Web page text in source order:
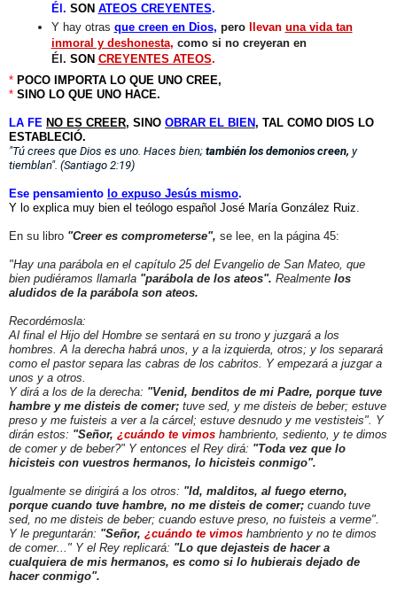
Él. SON ATEOS CREYENTES.
Y hay otras que creen en Dios, pero llevan una vida tan
inmoral y deshonesta, como si no creyeran en
Él. SON CREYENTES ATEOS.
* POCO IMPORTA LO QUE UNO CREE,
* SINO LO QUE UNO HACE.
LA FE NO ES CREER, SINO OBRAR EL BIEN, TAL COMO DIOS LO
ESTABLECIÓ.
"Tú crees que Dios es uno. Haces bien; también los demonios creen, y
tiemblan". (Santiago 2:19)
Ese pensamiento lo expuso Jesús mismo.
Y lo explica muy bien el teólogo español José María González Ruiz.
En su libro "Creer es comprometerse", se lee, en la página 45:
"Hay una parábola en el capítulo 25 del Evangelio de San Mateo, que
bien pudiéramos llamarla "parábola de los ateos". Realmente los
aludidos de la parábola son ateos.
Recordémosla:
Al final el Hijo del Hombre se sentará en su trono y juzgará a los
hombres. A la derecha habrá unos, y a la izquierda, otros; y los separará
como el pastor separa las cabras de los cabritos. Y empezará a juzgar a
unos y a otros.
Y dirá a los de la derecha: "Venid, benditos de mi Padre, porque tuve
hambre y me disteis de comer; tuve sed, y me disteis de beber; estuve
preso y me fuisteis a ver a la cárcel; estuve desnudo y me vestisteis". Y
dirán estos: "Señor, ¿cuándo te vimos hambriento, sediento, y te dimos
de comer y de beber?" Y entonces el Rey dirá: "Toda vez que lo
hicisteis con vuestros hermanos, lo hicisteis conmigo".
Igualmente se dirigirá a los otros: "Id, malditos, al fuego eterno,
porque cuando tuve hambre, no me disteis de comer; cuando tuve
sed, no me disteis de beber; cuando estuve preso, no fuisteis a verme".
Y le preguntarán: "Señor, ¿cuándo te vimos hambriento y no te dimos
de comer..." Y el Rey replicará: "Lo que dejasteis de hacer a
cualquiera de mis hermanos, es como si lo hubierais dejado de
hacer conmigo".